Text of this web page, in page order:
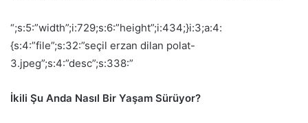
“;s:5:”width”;i:729;s:6:”height”;i:434;}i:3;a:4:
{s:4:”file”;s:32:”seçil erzan dilan polat-
3.jpeg”;s:4:”desc”;s:338:”
İkili Şu Anda Nasıl Bir Yaşam Sürüyor?